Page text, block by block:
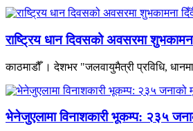
राष्ट्रिय धान दिवसको अवसरमा
काठमाडौँ । देशभर "जलवायुमैत्री प्रविधि,
भेनेजुएलामा विनाशकारी भूकम्प: २३५